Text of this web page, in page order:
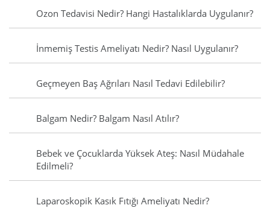
Ozon Tedavisi Nedir? Hangi Hastalıklarda Uygulanır?
İnmemiş Testis Ameliyatı Nedir? Nasıl Uygulanır?
Geçmeyen Baş Ağrıları Nasıl Tedavi Edilebilir?
Balgam Nedir? Balgam Nasıl Atılır?
Bebek ve Çocuklarda Yüksek Ateş: Nasıl Müdahale
Edilmeli?
Laparoskopik Kasık Fıtığı Ameliyatı Nedir?